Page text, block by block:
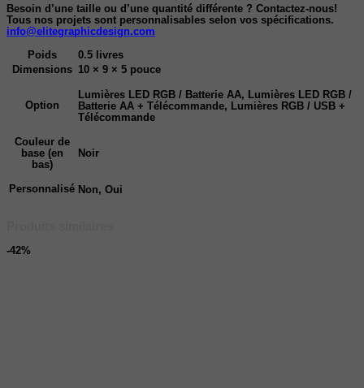
Besoin d’une taille ou d’une quantité différente ? Contactez-nous!
Tous nos projets sont personnalisables selon vos spécifications.
info@elitegraphicdesign.com
Poids
0.5 livres
Dimensions
10 × 9 × 5 pouce
Option
Lumières LED RGB / Batterie AA, Lumières LED RGB /
Batterie AA + Télécommande, Lumières RGB / USB +
Télécommande
Couleur de
base (en
bas)
Noir
Personnalisé Non, Oui
-42%